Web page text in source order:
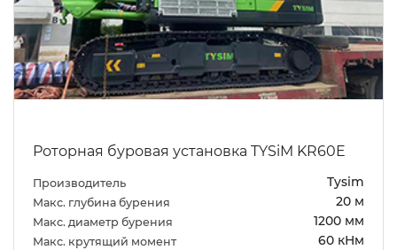
Роторная буровая установка TYSiM KR60E
Производитель Tysim
Макс. глубина бурения 20 м
Макс. диаметр бурения 1200 мм
Макс. крутящий момент 60 кНм